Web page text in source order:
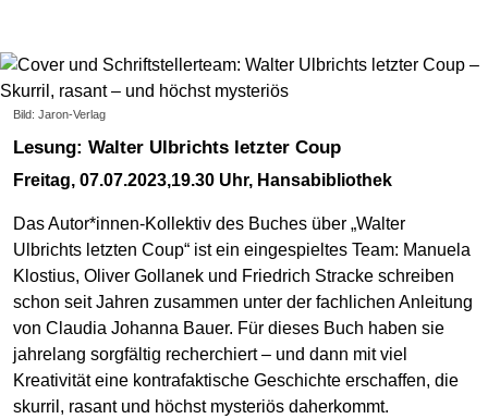
Bild: Jaron-Verlag
Lesung: Walter Ulbrichts letzter Coup
Freitag, 07.07.2023,19.30 Uhr, Hansabibliothek
Das Autor*innen-Kollektiv des Buches über „Walter
Ulbrichts letzten Coup“ ist ein eingespieltes Team: Manuela
Klostius, Oliver Gollanek und Friedrich Stracke schreiben
schon seit Jahren zusammen unter der fachlichen Anleitung
von Claudia Johanna Bauer. Für dieses Buch haben sie
jahrelang sorgfältig recherchiert – und dann mit viel
Kreativität eine kontrafaktische Geschichte erschaffen, die
skurril, rasant und höchst mysteriös daherkommt.